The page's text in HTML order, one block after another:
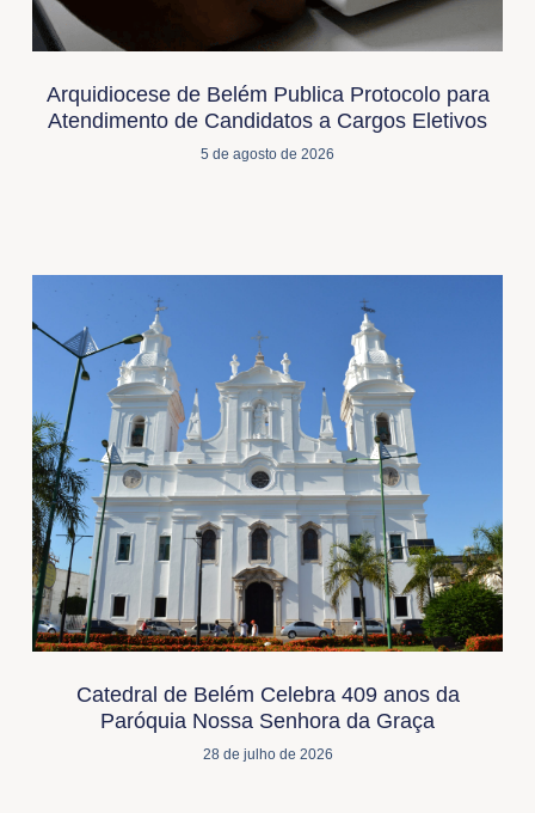
Arquidiocese de Belém Publica Protocolo para
Atendimento de Candidatos a Cargos Eletivos
5 de agosto de 2026
Catedral de Belém Celebra 409 anos da
Paróquia Nossa Senhora da Graça
28 de julho de 2026